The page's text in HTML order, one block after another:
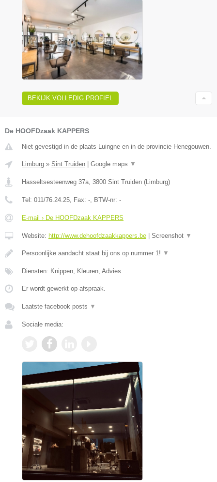
BEKIJK VOLLEDIG PROFIEL
De HOOFDzaak KAPPERS
Niet gevestigd in de plaats Luingne en in de provincie Henegouwen.
Limburg » Sint Truiden Google maps ▼
Hasseltsesteenweg 37a, 3800 Sint Truiden (Limburg)
Tel: 011/76.24.25, Fax: -, BTW-nr: -
E-mail › De HOOFDzaak KAPPERS
Website: http://www.dehoofdzaakkappers.be Screenshot ▼
Persoonlijke aandacht staat bij ons op nummer 1! ▼
Diensten: Knippen, Kleuren, Advies
Er wordt gewerkt op afspraak.
Laatste facebook posts ▼
Sociale media: